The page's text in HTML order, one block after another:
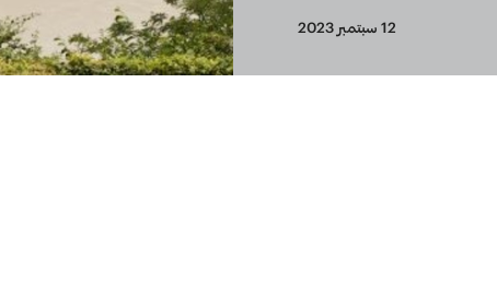
12 سبتمبر 2023